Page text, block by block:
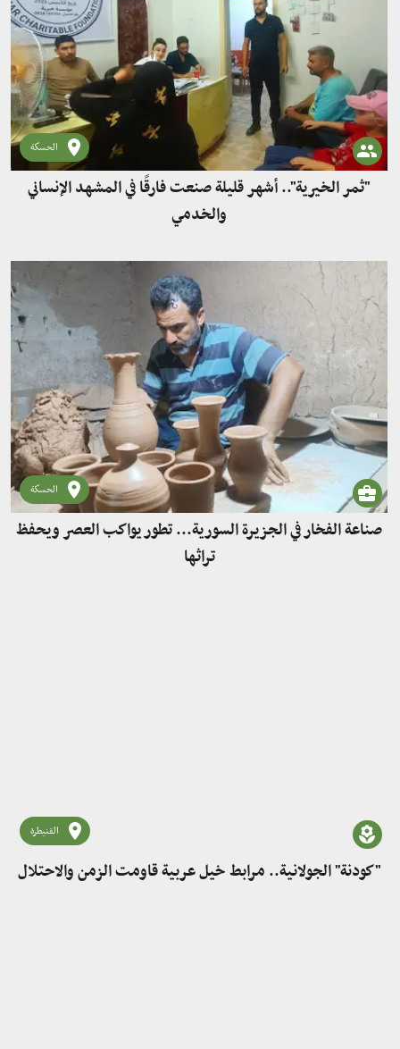
الحسكة
"ثمر الخيرية".. أشهر قليلة صنعت فارقًا في المشهد الإنساني
والخدمي
الحسكة
صناعة الفخار في الجزيرة السورية... تطور يواكب العصر ويحفظ
تراثها
القنيطرة
"كودنة" الجولانية.. مرابط خيل عربية قاومت الزمن والاحتلال